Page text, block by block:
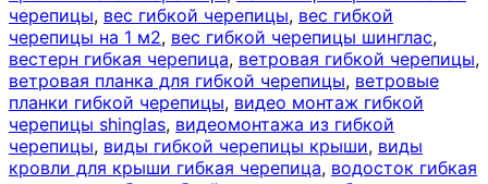
черепицы, вес гибкой черепицы, вес гибкой
черепицы на 1 м2, вес гибкой черепицы шинглас,
вестерн гибкая черепица, ветровая гибкой черепицы,
ветровая планка для гибкой черепицы, ветровые
планки гибкой черепицы, видео монтаж гибкой
черепицы shinglas, видеомонтажа из гибкой
черепицы, виды гибкой черепицы крыши, виды
кровли для крыши гибкая черепица, водосток гибкая